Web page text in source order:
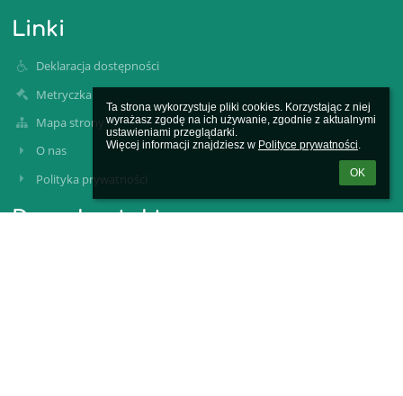
Ta strona wykorzystuje pliki cookies. Korzystając z niej
wyrażasz zgodę na ich używanie, zgodnie z aktualnymi
ustawieniami przeglądarki.
Więcej informacji znajdziesz w Polityce prywatności.
OK
Linki
Deklaracja dostępności
Metryczka
Mapa strony
O nas
Polityka prywatności
Dane kontaktowe